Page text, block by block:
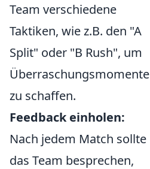
Team verschiedene
Taktiken, wie z.B. den "A
Split" oder "B Rush", um
Überraschungsmomente
zu schaffen.
Feedback einholen:
Nach jedem Match sollte
das Team besprechen,